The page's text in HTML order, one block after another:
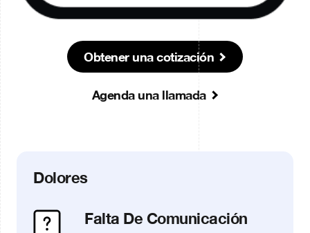
Obtener una cotización
Agenda una llamada
Dolores
Falta De Comunicación